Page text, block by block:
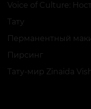
Тату
Пирсинг